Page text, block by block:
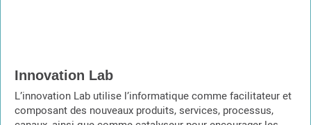
Innovation Lab
L’innovation Lab utilise l’informatique comme facilitateur et
composant des nouveaux produits, services, processus,